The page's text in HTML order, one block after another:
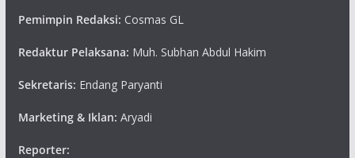
Pemimpin Redaksi: Cosmas GL
Redaktur Pelaksana: Muh. Subhan Abdul Hakim
Sekretaris: Endang Paryanti
Marketing & Iklan: Aryadi
Reporter: